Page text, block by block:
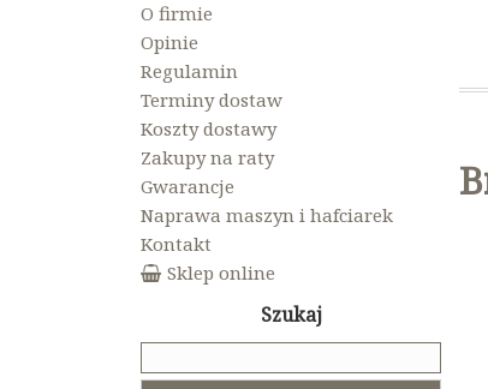
O firmie
Opinie
Regulamin
Terminy dostaw
Koszty dostawy
Zakupy na raty
Gwarancje
Naprawa maszyn i hafciarek
Kontakt
Sklep online
Szukaj